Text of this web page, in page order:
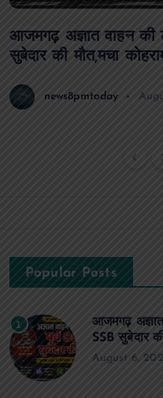
आजमगढ़ अज्ञात वाहन की
सुबेदार की मौत,मचा
news8pmtoday
Popular Posts
1
आजमगढ़
SSB सुबेदार
August 6,